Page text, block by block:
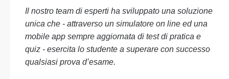
Il nostro team di esperti ha sviluppato una soluzione
unica che - attraverso un simulatore on line ed una
mobile app sempre aggiornata di test di pratica e
quiz - esercita lo studente a superare con successo
qualsiasi prova d’esame.